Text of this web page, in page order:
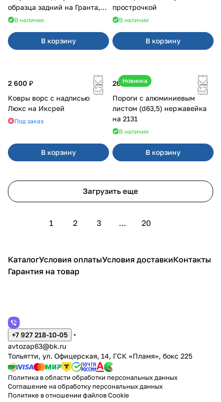
образца задний на Гранта,
Урбан
В наличии
В корзину
прострочкой
В наличии
В корзину
2 600 ₽
Ковры ворс с надписью
Люкс на Иксрей
Под заказ
В корзину
Новинка
26 520 ₽
Пороги с алюминиевым
листом (d63,5) нержавейка
на 2131
В наличии
В корзину
Загрузить еще
1 2 3 ... 20
КаталогУсловия оплатыУсловия доставкиКонтакты
Гарантия на товар
+7 927 218-10-05
avtozap63@bk.ru
Тольятти, ул. Офицерская, 14, ГСК «Пламя», бокс 225
Политика в области обработки персональных данных
Соглашение на обработку персональных данных
Политике в отношении файлов Cookie